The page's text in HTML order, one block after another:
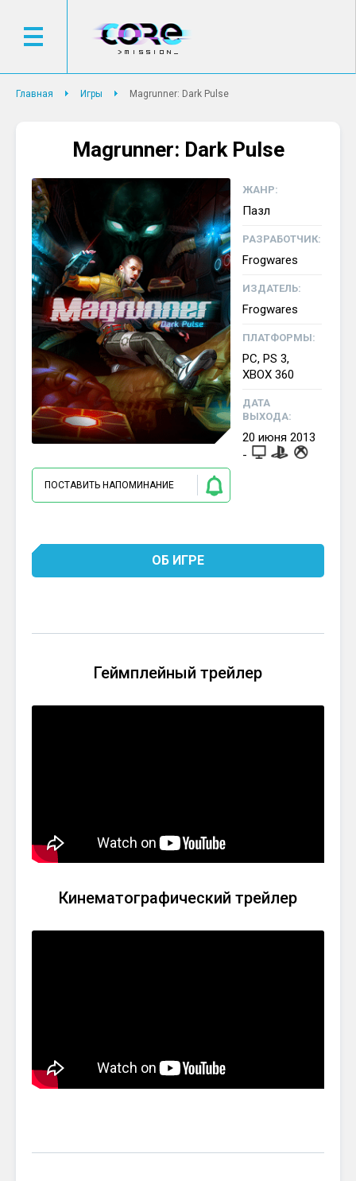
Главная Игры Magrunner: Dark Pulse
Magrunner: Dark Pulse
ПОСТАВИТЬ НАПОМИНАНИЕ
ЖАНР:
Пазл
РАЗРАБОТЧИК:
Frogwares
ИЗДАТЕЛЬ:
Frogwares
ПЛАТФОРМЫ:
PC, PS 3,
XBOX 360
ДАТА
ВЫХОДА:
20 июня 2013
-
ОБ ИГРЕ
Геймплейный трейлер
Кинематографический трейлер